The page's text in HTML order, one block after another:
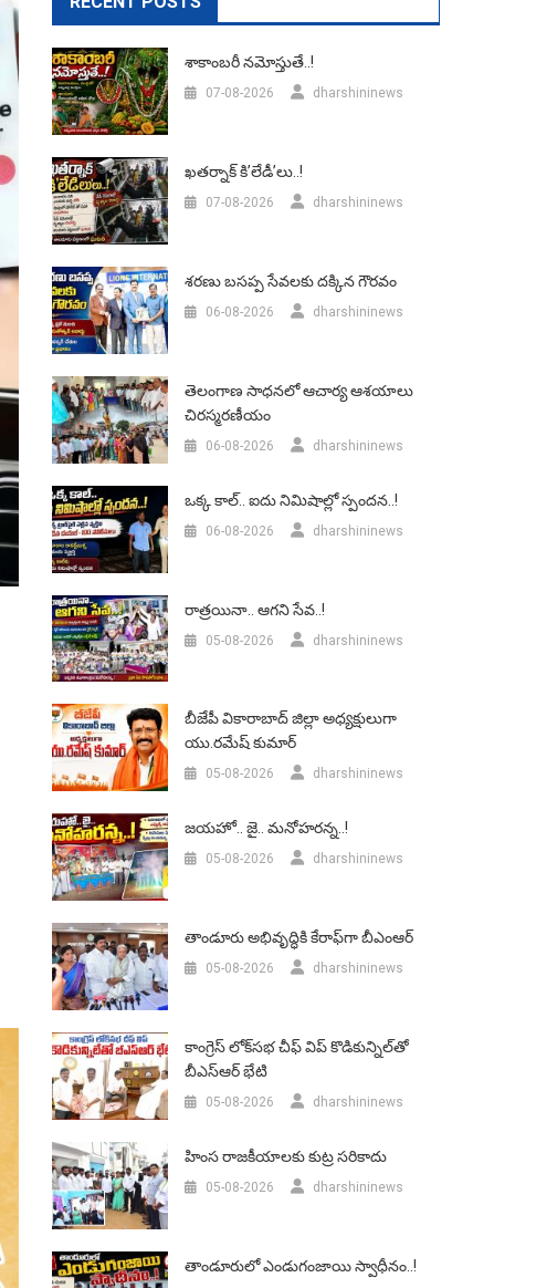
శాకాంబరీ నమోస్తుతే..!
07-08-2026 dharshininews
ఖతర్నాక్ కి’లేడీ’లు..!
07-08-2026 dharshininews
శరణు బసప్ప సేవలకు దక్కిన గౌరవం
06-08-2026 dharshininews
తెలంగాణ సాధనలో ఆచార్య ఆశయాలు
చిరస్మరణీయం
06-08-2026 dharshininews
ఒక్క కాల్.. ఐదు నిమిషాల్లో స్పందన..!
06-08-2026 dharshininews
రాత్రయినా.. ఆగని సేవ..!
05-08-2026 dharshininews
బీజేపీ వికారాబాద్‌ జిల్లా అధ్యక్షులుగా
యు.రమేష్‌ కుమార్
05-08-2026 dharshininews
జయహో.. జై.. మనోహరన్న..!
05-08-2026 dharshininews
తాండూరు అభివృద్ధికి కేరాఫ్‌గా బీఎంఆర్‌
05-08-2026 dharshininews
కాంగ్రెస్ లోక్‌సభ చీఫ్ విప్ కొడికున్నిల్‌తో
బీఎస్‌ఆర్‌ భేటి
05-08-2026 dharshininews
హింస రాజకీయాలకు కుట్ర సరికాదు
05-08-2026 dharshininews
తాండూరులో ఎండుగంజాయి స్వాధీనం..!